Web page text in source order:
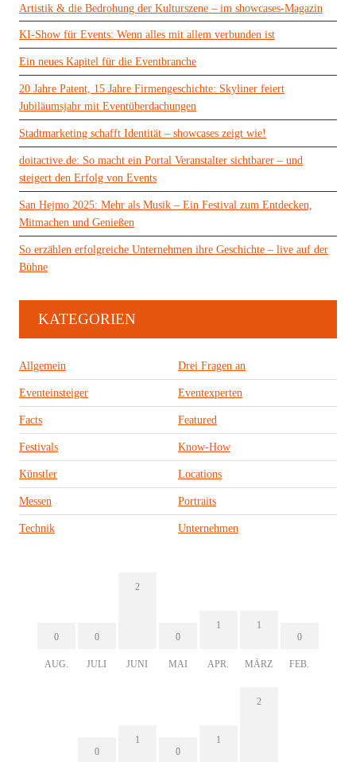
Artistik & die Bedrohung der Kulturszene – im showcases-Magazin
KI-Show für Events: Wenn alles mit allem verbunden ist
Ein neues Kapitel für die Eventbranche
20 Jahre Patent, 15 Jahre Firmengeschichte: Skyliner feiert
Jubiläumsjahr mit Eventüberdachungen
Stadtmarketing schafft Identität – showcases zeigt wie!
doitactive.de: So macht ein Portal Veranstalter sichtbarer – und
steigert den Erfolg von Events
San Hejmo 2025: Mehr als Musik – Ein Festival zum Entdecken,
Mitmachen und Genießen
So erzählen erfolgreiche Unternehmen ihre Geschichte – live auf der
Bühne
KATEGORIEN
Allgemein Drei Fragen an
Eventeinsteiger Eventexperten
Facts Featured
Festivals Know-How
Künstler Locations
Messen Portraits
Technik Unternehmen
0
AUG.
0
JULI
2
JUNI
0
MAI
1
APR.
1
MÄRZ
0
FEB.
0
1
0
1
2